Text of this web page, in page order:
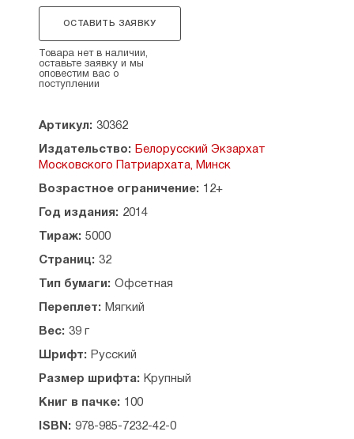
Советом Белорусской Православной Церкви.
ОСТАВИТЬ ЗАЯВКУ
Товара нет в наличии,
оставьте заявку и мы
оповестим вас о
поступлении
Артикул: 30362
Издательство: Белорусский Экзархат
Московского Патриархата, Минск
Возрастное ограничение: 12+
Год издания: 2014
Тираж: 5000
Страниц: 32
Тип бумаги: Офсетная
Переплет: Мягкий
Вес: 39 г
Шрифт: Русский
Размер шрифта: Крупный
Книг в пачке: 100
ISBN: 978-985-7232-42-0